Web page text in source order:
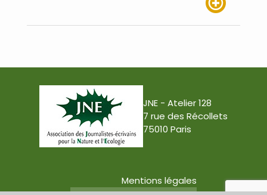
JNE - Atelier 128
7 rue des Récollets
75010 Paris
Mentions légales